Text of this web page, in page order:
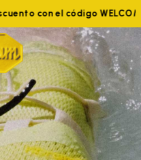
con el código